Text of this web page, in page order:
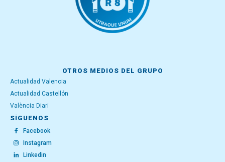
OTROS MEDIOS DEL GRUPO
Actualidad Valencia
Actualidad Castellón
València Diari
SÍGUENOS
Facebook
Instagram
Linkedin